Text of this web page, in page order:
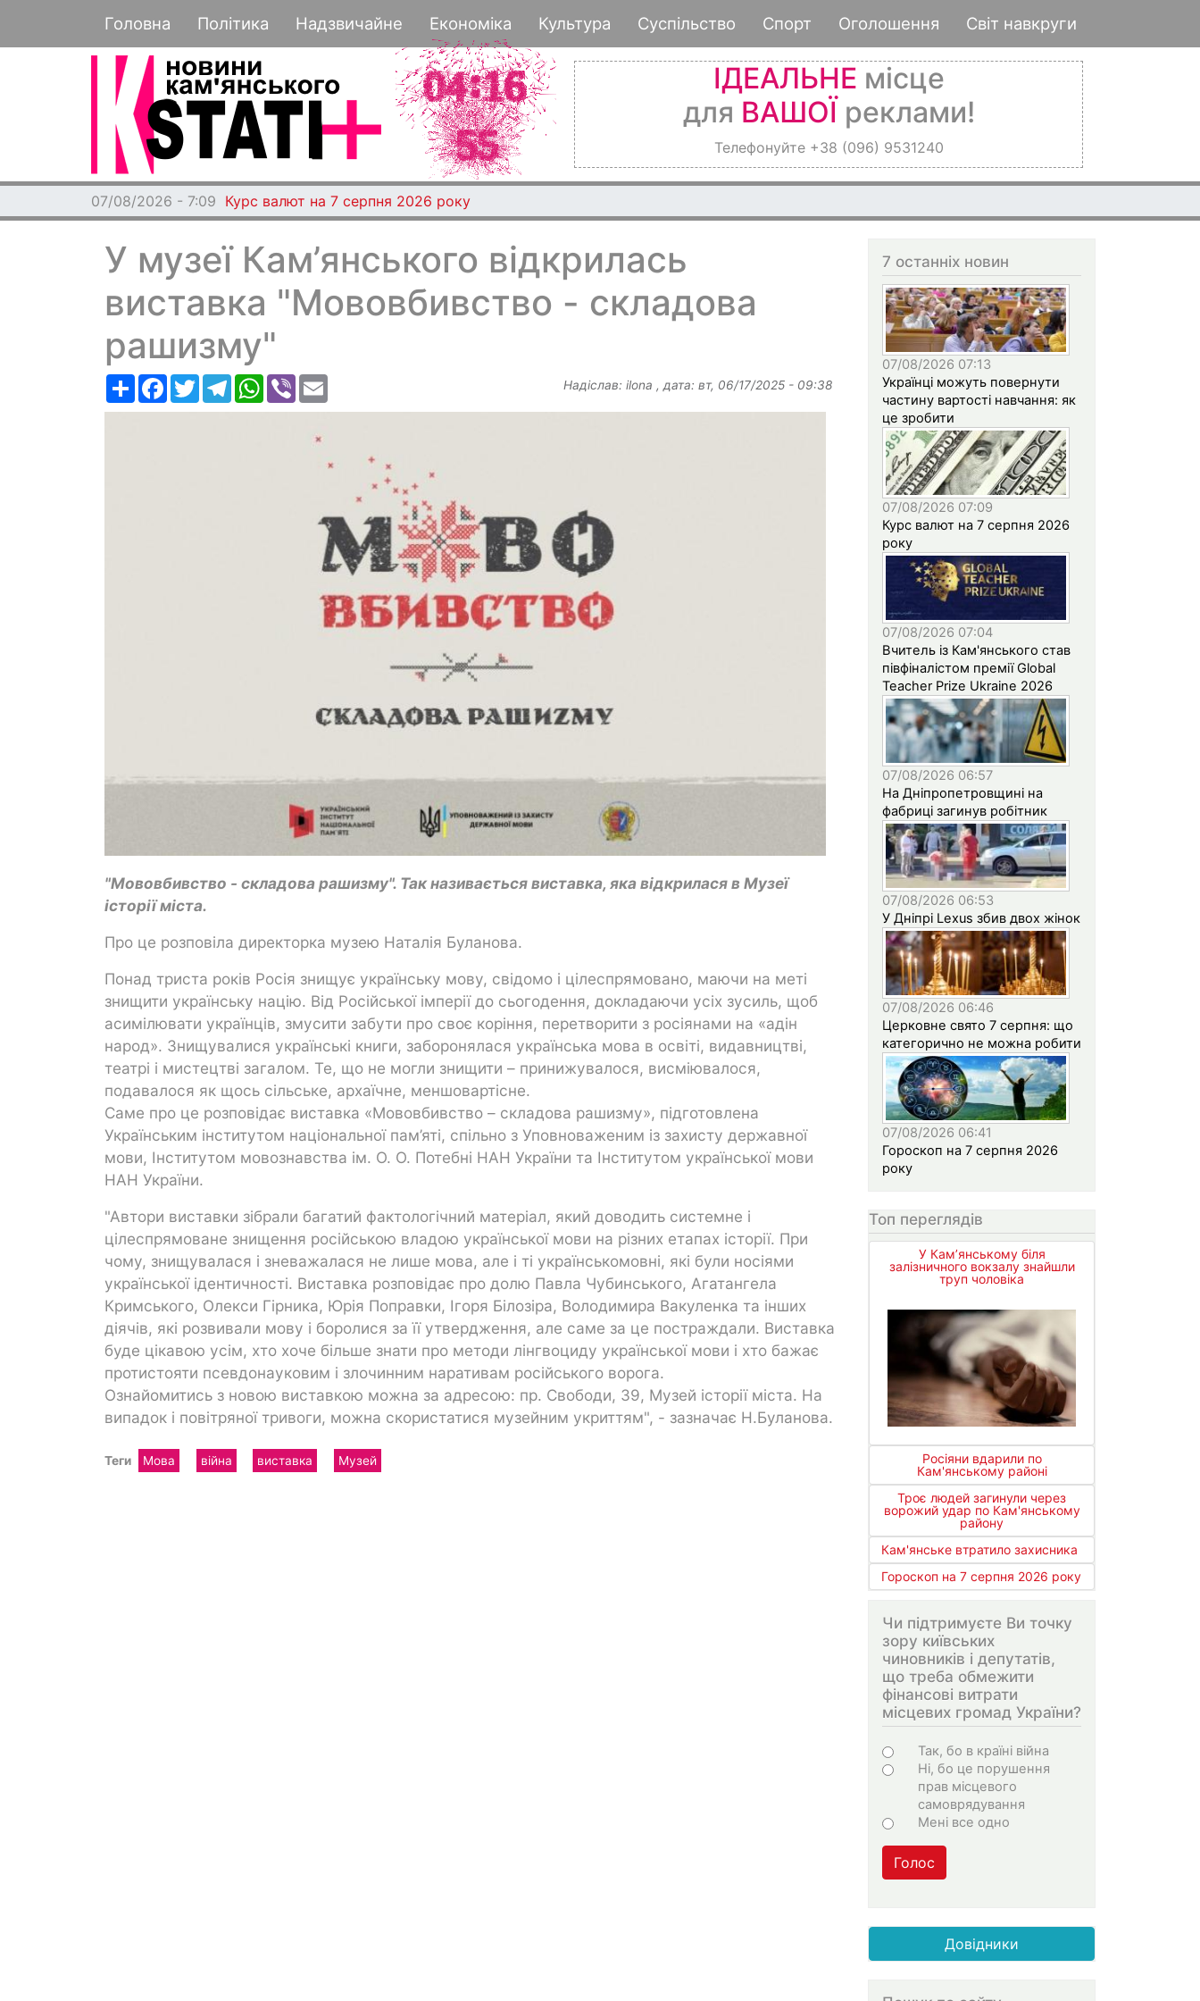
до
основного
Основная навигация
Головна Політика Надзвичайне Економіка Культура Суспільство Спорт Оголошення Світ навкруги
ІДЕАЛЬНЕ місце
для ВАШОЇ реклами!
Телефонуйте +38 (096) 9531240
07/08/2026 - 7:09 Курс валют на 7 серпня 2026 року
У музеї Кам’янського відкрилась
виставка "Мововбивство - складова
рашизму"
РесурсFacebook
TwitterTelegramWhatsApp
Viber Надіслав: ilona , дата: вт, 06/17/2025 - 09:38
"Мововбивство - складова рашизму". Так називається виставка, яка відкрилася в Музеї
історії міста.
Про це розповіла директорка музею Наталія Буланова.
Понад триста років Росія знищує українську мову, свідомо і цілеспрямовано, маючи на меті
знищити українську націю. Від Російської імперії до сьогодення, докладаючи усіх зусиль, щоб
асимілювати українців, змусити забути про своє коріння, перетворити з росіянами на «адін
народ». Знищувалися українські книги, заборонялася українська мова в освіті, видавництві,
театрі і мистецтві загалом. Те, що не могли знищити – принижувалося, висміювалося,
подавалося як щось сільське, архаїчне, меншовартісне.
Саме про це розповідає виставка «Мововбивство – складова рашизму», підготовлена
Українським інститутом національної пам’яті, спільно з Уповноваженим із захисту державної
мови, Інститутом мовознавства ім. О. О. Потебні НАН України та Інститутом української мови
НАН України.
"Автори виставки зібрали багатий фактологічний матеріал, який доводить системне і
цілеспрямоване знищення російською владою української мови на різних етапах історії. При
чому, знищувалася і зневажалася не лише мова, але і ті українськомовні, які були носіями
української ідентичності. Виставка розповідає про долю Павла Чубинського, Агатангела
Кримського, Олекси Гірника, Юрія Поправки, Ігоря Білозіра, Володимира Вакуленка та інших
діячів, які розвивали мову і боролися за її утвердження, але саме за це постраждали. Виставка
буде цікавою усім, хто хоче більше знати про методи лінгвоциду української мови і хто бажає
протистояти псевдонауковим і злочинним наративам російського ворога.
Ознайомитись з новою виставкою можна за адресою: пр. Свободи, 39, Музей історії міста. На
випадок і повітряної тривоги, можна скористатися музейним укриттям", - зазначає Н.Буланова.
Теги Мова війна виставка Музей
7 останніх новин
07/08/2026 07:13
Українці можуть повернути
частину вартості навчання: як
це зробити
07/08/2026 07:09
Курс валют на 7 серпня 2026
року
07/08/2026 07:04
Вчитель із Кам'янського став
півфіналістом премії Global
Teacher Prize Ukraine 2026
07/08/2026 06:57
На Дніпропетровщині на
фабриці загинув робітник
07/08/2026 06:53
У Дніпрі Lexus збив двох жінок
07/08/2026 06:46
Церковне свято 7 серпня: що
категорично не можна робити
07/08/2026 06:41
Гороскоп на 7 серпня 2026
року
Топ переглядів
У Кам’янському біля
залізничного вокзалу знайшли
труп чоловіка
Росіяни вдарили по
Кам'янському районі
Троє людей загинули через
ворожий удар по Кам'янському
району
Кам'янське втратило захисника
Гороскоп на 7 серпня 2026 року
Чи підтримуєте Ви точку
зору київських
чиновників і депутатів,
що треба обмежити
фінансові витрати
місцевих громад України?
Варіанти
Так, бо в країні війна
Ні, бо це порушення
прав місцевого
самоврядування
Мені все одно
Голос
Довідники